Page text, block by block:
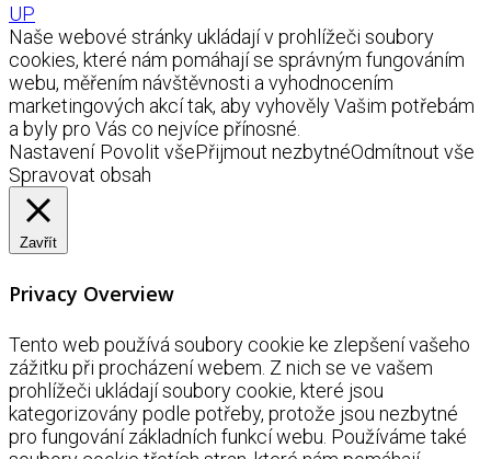
UP
Naše webové stránky ukládají v prohlížeči soubory
cookies, které nám pomáhají se správným fungováním
webu, měřením návštěvnosti a vyhodnocením
marketingových akcí tak, aby vyhověly Vašim potřebám
a byly pro Vás co nejvíce přínosné.
Nastavení Povolit všePřijmout nezbytnéOdmítnout vše
Spravovat obsah
Zavřít
Privacy Overview
Tento web používá soubory cookie ke zlepšení vašeho
zážitku při procházení webem. Z nich se ve vašem
prohlížeči ukládají soubory cookie, které jsou
kategorizovány podle potřeby, protože jsou nezbytné
pro fungování základních funkcí webu. Používáme také